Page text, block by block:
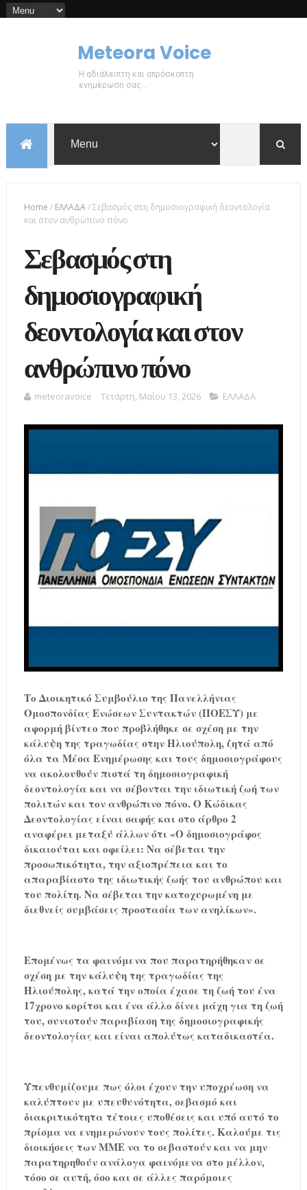
Meteora Voice
Η αδιάλειπτη και απρόσκοπτη
ενημέρωση σας...
Home / ΕΛΛΑΔΑ/Σεβασμός στη δημοσιογραφική δεοντολογία
και στον ανθρώπινο πόνο
Σεβασμός στη
δημοσιογραφική
δεοντολογία και στον
ανθρώπινο πόνο
meteoravoice Τετάρτη, Μαΐου 13, 2026 ΕΛΛΑΔΑ
Το Διοικητικό Συμβούλιο της Πανελλήνιας
Ομοσπονδίας Ενώσεων Συντακτών (ΠΟΕΣΥ) με
αφορμή βίντεο που προβλήθηκε σε σχέση με την
κάλυψη της τραγωδίας στην Ηλιούπολη, ζητά από
όλα τα Μέσα Ενημέρωσης και τους δημοσιογράφους
να ακολουθούν πιστά τη δημοσιογραφική
δεοντολογία και να σέβονται την ιδιωτική ζωή των
πολιτών και τον ανθρώπινο πόνο. Ο Κώδικας
Δεοντολογίας είναι σαφής και στο άρθρο 2
αναφέρει μεταξύ άλλων ότι «Ο δημοσιογράφος
δικαιούται και οφείλει: Να σέβεται την
προσωπικότητα, την αξιοπρέπεια και το
απαραβίαστο της ιδιωτικής ζωής του ανθρώπου και
του πολίτη. Να σέβεται την κατοχυρωμένη με
διεθνείς συμβάσεις προστασία των ανηλίκων».
Επομένως τα φαινόμενα που παρατηρήθηκαν σε
σχέση με την κάλυψη της τραγωδίας της
Ηλιούπολης, κατά την οποία έχασε τη ζωή του ένα
17χρονο κορίτσι και ένα άλλο δίνει μάχη για τη ζωή
του, συνιστούν παραβίαση της δημοσιογραφικής
δεοντολογίας και είναι απολύτως καταδικαστέα.
Υπενθυμίζουμε πως όλοι έχουν την υποχρέωση να
καλύπτουν με υπευθυνότητα, σεβασμό και
διακριτικότητα τέτοιες υποθέσεις και υπό αυτό το
πρίσμα να ενημερώνουν τους πολίτες. Καλούμε τις
διοικήσεις των ΜΜΕ να το σεβαστούν και να μην
παρατηρηθούν ανάλογα φαινόμενα στο μέλλον,
τόσο σε αυτή, όσο και σε άλλες παρόμοιες